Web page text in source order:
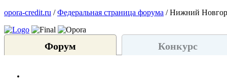
opora-credit.ru /Федеральная страница форума / Нижний
Форум Конкурс